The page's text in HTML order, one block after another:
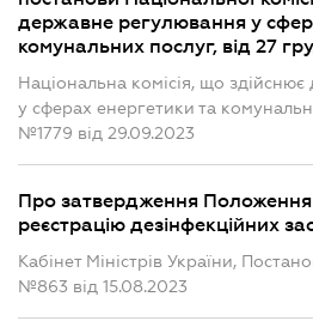
державне регулювання у
комунальних послуг, від 27
Національна комісія, що
у сферах енергетики та
№1779 від 29.09.2023
Про затвердження
реєстрацію дезінфекційних
Кабінет Міністрів України,
№863 від 15.08.2023